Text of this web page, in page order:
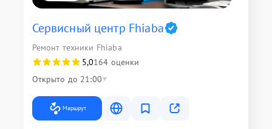
Сервисный центр Fhiaba
Ремонт техники Fhiaba
5,0164 оценки
Открыто до 21:00
Маршрут